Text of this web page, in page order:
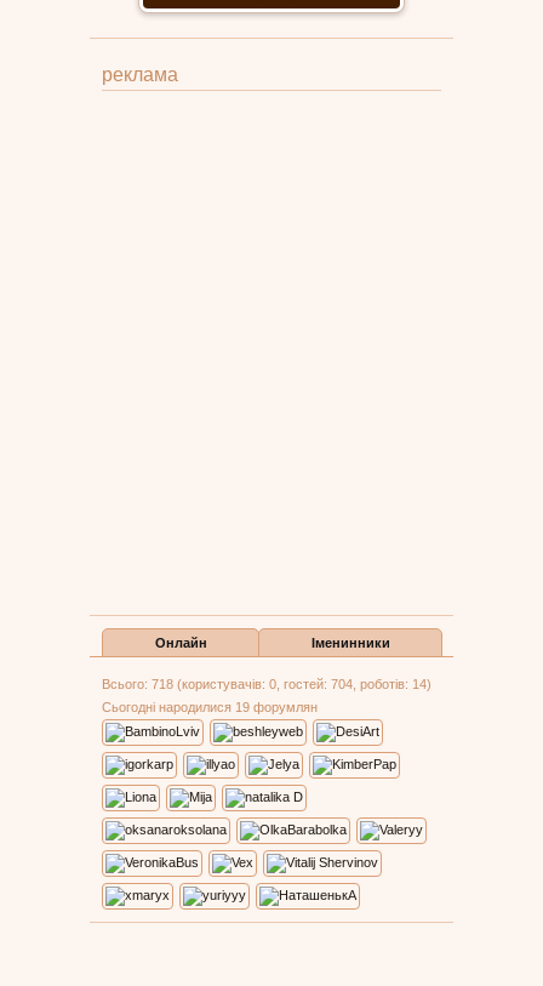
реклама
Онлайн Іменинники
Всього: 718 (користувачів: 0, гостей: 704, роботів: 14)
Сьогодні народилися 19 форумлян